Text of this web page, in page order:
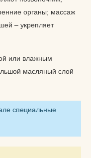
органы; массаж
– укрепляет
или влажным
масляный слой
специальные